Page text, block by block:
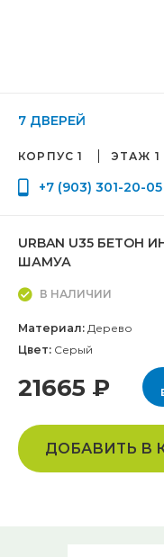
7 ДВЕРЕЙ
КОРПУС 1 ЭТАЖ 1
+7 (903) 301-20-05
URBAN U35 БЕТОН
ШАМУА
В НАЛИЧИИ
Материал: Дерево
Цвет: Серый
21665 ₽
ДОБАВИТЬ В